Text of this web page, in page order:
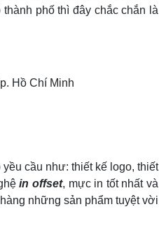
phố thì đây chắc chắn là
Hồ Chí Minh
cầu như: thiết kế logo, thiết
in offset, mực in tốt nhất và
những sản phẩm tuyệt vời